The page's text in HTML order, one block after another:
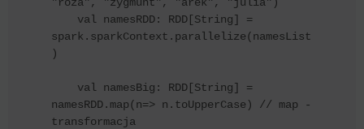
spark.sparkContext.parallelize(namesList
)
namesRDD.map(n=> n.toUpperCase) // map -
transformacja